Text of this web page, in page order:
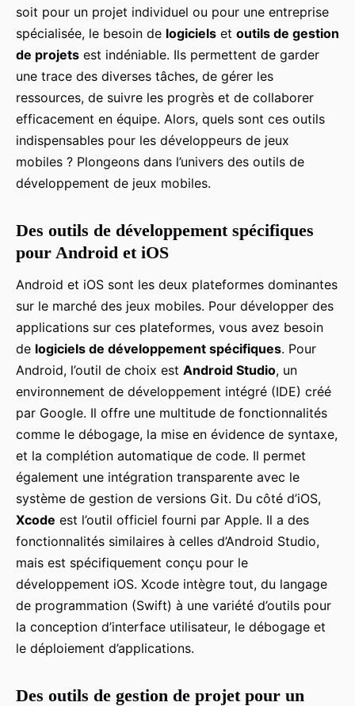
soit pour un projet individuel ou pour une entreprise
spécialisée, le besoin de logiciels et outils de gestion
de projets est indéniable. Ils permettent de garder
une trace des diverses tâches, de gérer les
ressources, de suivre les progrès et de collaborer
efficacement en équipe. Alors, quels sont ces outils
indispensables pour les développeurs de jeux
mobiles ? Plongeons dans l’univers des outils de
développement de jeux mobiles.
Des outils de développement spécifiques
pour Android et iOS
Android et iOS sont les deux plateformes dominantes
sur le marché des jeux mobiles. Pour développer des
applications sur ces plateformes, vous avez besoin
de logiciels de développement spécifiques. Pour
Android, l’outil de choix est Android Studio, un
environnement de développement intégré (IDE) créé
par Google. Il offre une multitude de fonctionnalités
comme le débogage, la mise en évidence de syntaxe,
et la complétion automatique de code. Il permet
également une intégration transparente avec le
système de gestion de versions Git. Du côté d’iOS,
Xcode est l’outil officiel fourni par Apple. Il a des
fonctionnalités similaires à celles d’Android Studio,
mais est spécifiquement conçu pour le
développement iOS. Xcode intègre tout, du langage
de programmation (Swift) à une variété d’outils pour
la conception d’interface utilisateur, le débogage et
le déploiement d’applications.
Des outils de gestion de projet pour un